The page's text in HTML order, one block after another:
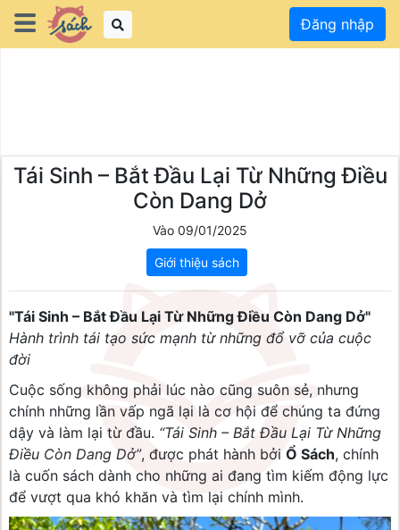
Đăng nhập
Tái Sinh – Bắt Đầu Lại Từ Những Điều
Còn Dang Dở
Vào 09/01/2025
Giới thiệu sách
"Tái Sinh – Bắt Đầu Lại Từ Những Điều Còn Dang Dở"
Hành trình tái tạo sức mạnh từ những đổ vỡ của cuộc
đời
Cuộc sống không phải lúc nào cũng suôn sẻ, nhưng
chính những lần vấp ngã lại là cơ hội để chúng ta đứng
dậy và làm lại từ đầu. “Tái Sinh – Bắt Đầu Lại Từ Những
Điều Còn Dang Dở”, được phát hành bởi Ổ Sách, chính
là cuốn sách dành cho những ai đang tìm kiếm động lực
để vượt qua khó khăn và tìm lại chính mình.